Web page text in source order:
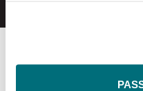
der EU, beispielsweise in
Inhalte eingeschränkt sein